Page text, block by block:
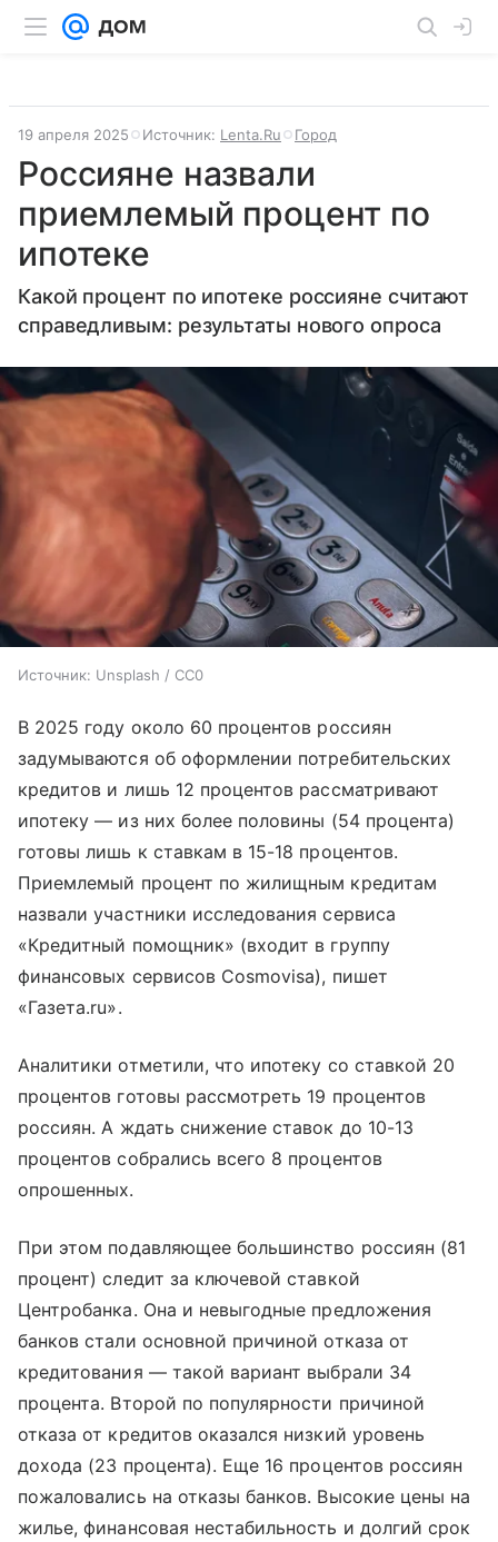
19 апреля 2025 Источник: Lenta.Ru Город
Россияне назвали
приемлемый процент по
ипотеке
Какой процент по ипотеке россияне считают
справедливым: результаты нового опроса
Источник: Unsplash / CC0
В 2025 году около 60 процентов россиян
задумываются об оформлении потребительских
кредитов и лишь 12 процентов рассматривают
ипотеку — из них более половины (54 процента)
готовы лишь к ставкам в 15-18 процентов.
Приемлемый процент по жилищным кредитам
назвали участники исследования сервиса
«Кредитный помощник» (входит в группу
финансовых сервисов Cosmovisa), пишет
«Газета.ru».
Аналитики отметили, что ипотеку со ставкой 20
процентов готовы рассмотреть 19 процентов
россиян. А ждать снижение ставок до 10-13
процентов собрались всего 8 процентов
опрошенных.
При этом подавляющее большинство россиян (81
процент) следит за ключевой ставкой
Центробанка. Она и невыгодные предложения
банков стали основной причиной отказа от
кредитования — такой вариант выбрали 34
процента. Второй по популярности причиной
отказа от кредитов оказался низкий уровень
дохода (23 процента). Еще 16 процентов россиян
пожаловались на отказы банков. Высокие цены на
жилье, финансовая нестабильность и долгий срок